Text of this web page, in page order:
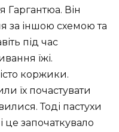
Гаргантюа. Він
за іншою схемою та
під час
їжі.
коржики.
їх почастувати
Тоді пастухи
це започаткувало